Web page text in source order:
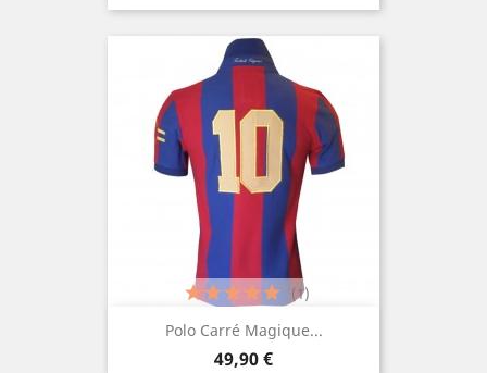
Polo Carré Magique...
Prix
49,90 €
(1)